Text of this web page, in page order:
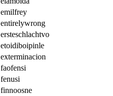
emilfrey
entirelywrong
ersteschlachtvo
etoidiboipinle
exterminacion
faofensi
fenusi
finnoosne